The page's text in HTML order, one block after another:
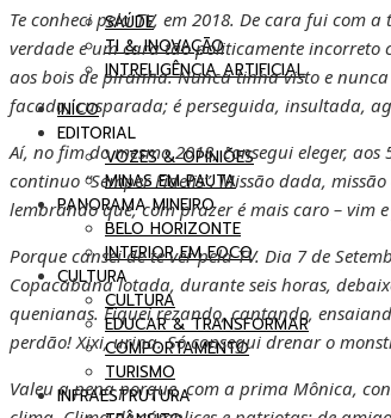
SAÚDE
TI & INOVAÇÃO
INTRELIGÊNCIA ARTIFICIAL
INÍCO
EDITORIAL
VOZES & OPINIÕES
MINAS EM PAUTA
PANORAMA MINEIRO
BELO HORIZONTE
INTERIOR EM FOCO
CULTURA
CULTURA
EDUCAR & TRANSFORMAR
COMPORTAMENTO
TURISMO
INFRAESTRUTURA
Te conheci pela TV, em 2018. De cara fui com
verdade e um cara tão politicamente incorreto
aos bois de piranha. Nunca tinha visto e
facada, cusparada; é perseguida, insultada,
Aí, no fim do mesmo 2018, consegui eleger,
continuo “Semper Fidelis”. Missão dada,
lembrando que, com prazer é mais caro – vim
Porque cansei de te ver pela TV. Dia 7 de
Copacabana lotada, durante seis horas,
quenianas. Fiquei rezando, cantando,
perdão! Xixi, urina. Só consegui drenar o
Valeu a pena porque, com a prima Mônica,